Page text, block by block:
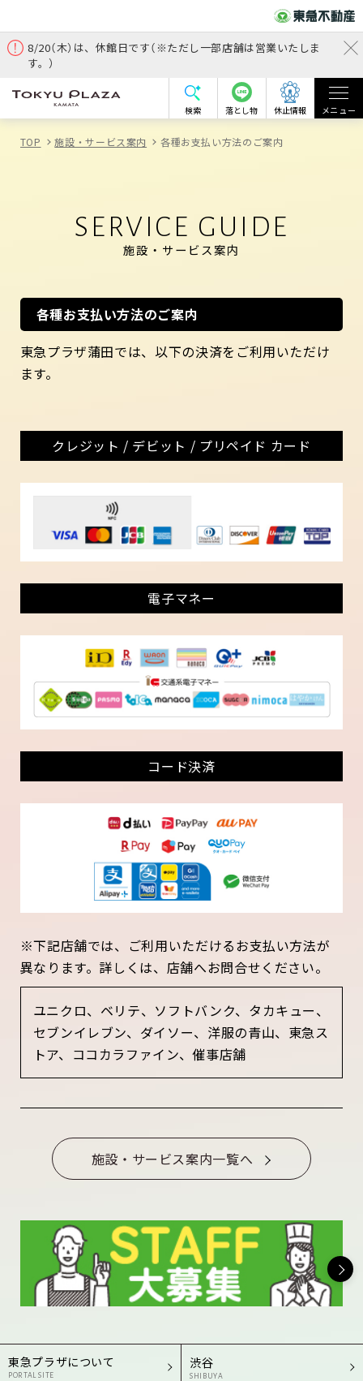
8/20（木）は、休館日です（※ただし一部店舗は営業いたしま
す。）
検索 落とし物 休止情報 メニュー
TOP 施設・サービス案内 各種お支払い方法のご案内
SERVICE GUIDE
施設・サービス案内
各種お支払い方法のご案内
東急プラザ蒲田では、以下の決済をご利用いただけ
ます。
クレジット / デビット / プリペイド カード
電子マネー
コード決済
※下記店舗では、ご利用いただけるお支払い方法が
異なります。詳しくは、店舗へお問合せください。
ユニクロ、ベリテ、ソフトバンク、タカキュー、
セブンイレブン、ダイソー、洋服の青山、東急ス
トア、ココカラファイン、催事店舗
施設・サービス案内一覧へ
東急プラザについて
PORTAL SITE
渋谷
SHIBUYA